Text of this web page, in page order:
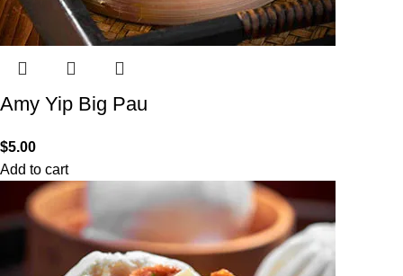
Amy Yip Big Pau
$5.00
Add to cart